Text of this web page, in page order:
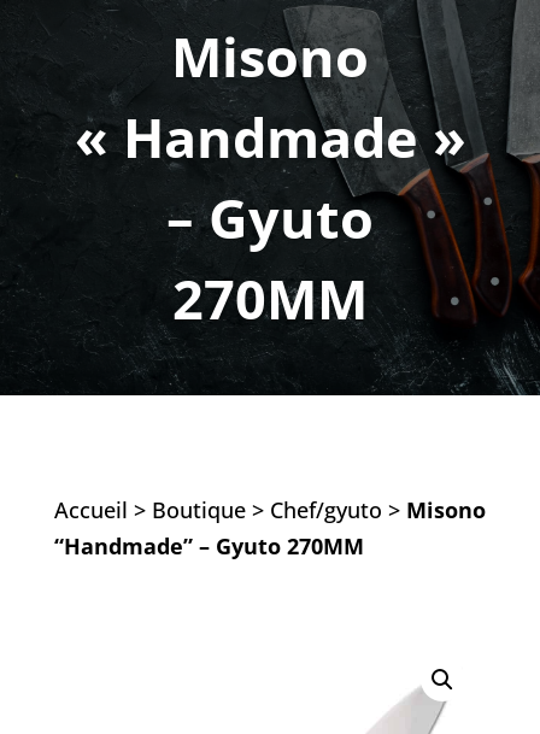
Misono
« Handmade »
– Gyuto
270MM
Accueil > Boutique> Chef/gyuto > Misono
“Handmade” – Gyuto 270MM